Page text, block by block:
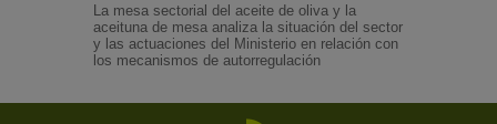
La mesa sectorial del aceite de oliva y la
aceituna de mesa analiza la situación del sector
y las actuaciones del Ministerio en relación con
los mecanismos de autorregulación